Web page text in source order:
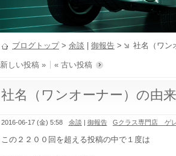
ブログトップ> 余談 御報告 > 社名（ワン
新しい投稿 » « 古い投稿
社名（ワンオーナー）の由来
2016-06-17 (金) 5:58 余談 | 御報告 Gクラス専門店 ゲ
この２２００回を超える投稿の中で１度は